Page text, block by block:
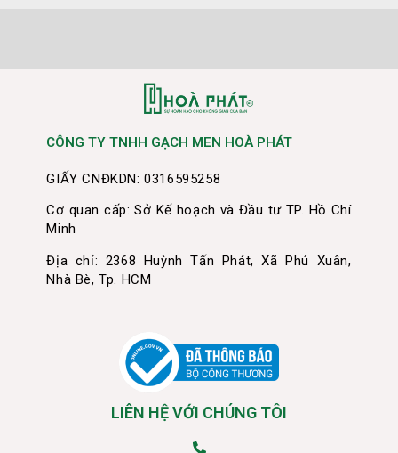
CÔNG TY TNHH GẠCH MEN HOÀ PHÁT
GIẤY CNĐKDN: 0316595258
Cơ quan cấp: Sở Kế hoạch và Đầu tư TP. Hồ Chí
Minh
Địa chỉ: 2368 Huỳnh Tấn Phát, Xã Phú Xuân,
Nhà Bè, Tp. HCM
LIÊN HỆ VỚI CHÚNG TÔI